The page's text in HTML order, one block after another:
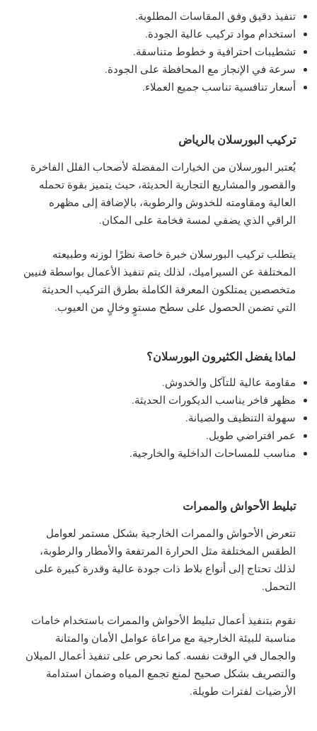
تنفيذ دقيق وفق المقاسات المطلوبة.
استخدام مواد تركيب عالية الجودة.
تشطيبات احترافية و خطوط متناسقة.
سرعة في الإنجاز مع المحافظة على الجودة.
أسعار تنافسية تناسب جميع العملاء.
تركيب البورسلان بالرياض
يُعتبر البورسلان من الخيارات المفضلة لأصحاب الفلل الفاخرة
والقصور والمشاريع التجارية الحديثة، حيث يتميز بقوة تحمله
العالية ومقاومته للخدوش والرطوبة، بالإضافة إلى مظهره
الراقي الذي يضفي لمسة فخامة على المكان.
يتطلب تركيب البورسلان خبرة خاصة نظرًا لوزنه وطبيعته
المختلفة عن السيراميك، لذلك يتم تنفيذ الأعمال بواسطة فنيين
متخصصين يمتلكون المعرفة الكاملة بطرق التركيب الحديثة
التي تضمن الحصول على سطح مستوٍ وخالٍ من العيوب.
لماذا يفضل الكثيرون البورسلان؟
مقاومة عالية للتآكل والخدوش.
مظهر فاخر يناسب الديكورات الحديثة.
سهولة التنظيف والصيانة.
عمر افتراضي طويل.
مناسب للمساحات الداخلية والخارجية.
تبليط الأحواش والممرات
تتعرض الأحواش والممرات الخارجية بشكل مستمر لعوامل
الطقس المختلفة مثل الحرارة المرتفعة والأمطار والرطوبة،
لذلك تحتاج إلى أنواع بلاط ذات جودة عالية وقدرة كبيرة على
التحمل.
نقوم بتنفيذ أعمال تبليط الأحواش والممرات باستخدام خامات
مناسبة للبيئة الخارجية مع مراعاة عوامل الأمان والمتانة
والجمال في الوقت نفسه. كما نحرص على تنفيذ أعمال الميلان
والتصريف بشكل صحيح لمنع تجمع المياه وضمان استدامة
الأرضيات لفترات طويلة.